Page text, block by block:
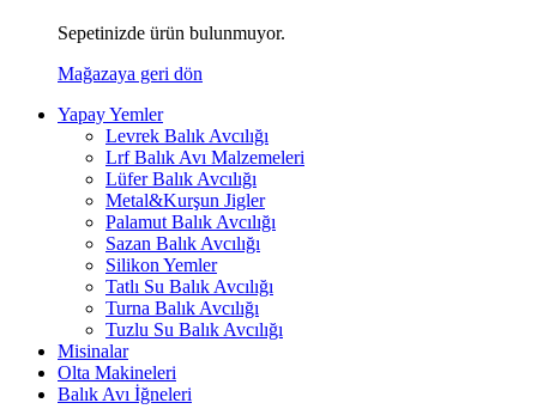
Sepetinizde ürün bulunmuyor.
Mağazaya geri dön
Yapay Yemler
Levrek Balık Avcılığı
Lrf Balık Avı Malzemeleri
Lüfer Balık Avcılığı
Metal&Kurşun Jigler
Palamut Balık Avcılığı
Sazan Balık Avcılığı
Silikon Yemler
Tatlı Su Balık Avcılığı
Turna Balık Avcılığı
Tuzlu Su Balık Avcılığı
Misinalar
Olta Makineleri
Balık Avı İğneleri